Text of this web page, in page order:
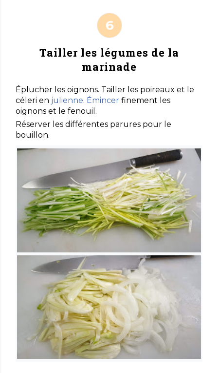
Tailler les légumes de la
marinade
Éplucher les oignons. Tailler les poireaux et le
céleri en julienne. Émincer finement les
oignons et le fenouil.
Réserver les différentes parures pour le
bouillon.